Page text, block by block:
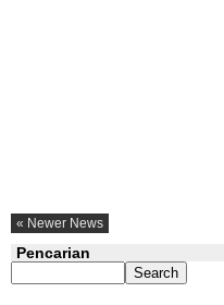
« Newer News
Pencarian